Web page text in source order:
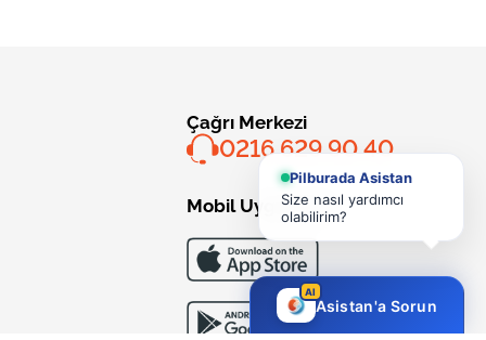
Çağrı Merkezi
0216 629 90 40
Mobil Uygulama
Pilburada Asistan
Size nasıl yardımcı
olabilirim?
AI
Asistan'a Sorun